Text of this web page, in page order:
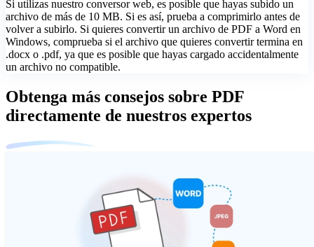
Si utilizas nuestro conversor web, es posible que hayas subido un
archivo de más de 10 MB. Si es así, prueba a comprimirlo antes de
volver a subirlo. Si quieres convertir un archivo de PDF a Word en
Windows, comprueba si el archivo que quieres convertir termina en
.docx o .pdf, ya que es posible que hayas cargado accidentalmente
un archivo no compatible.
Obtenga más consejos sobre PDF
directamente de nuestros expertos